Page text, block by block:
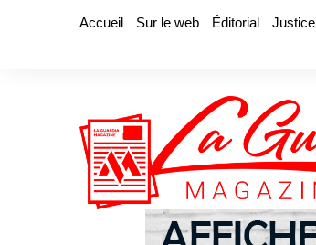
Accueil Sur le web Éditorial Justice